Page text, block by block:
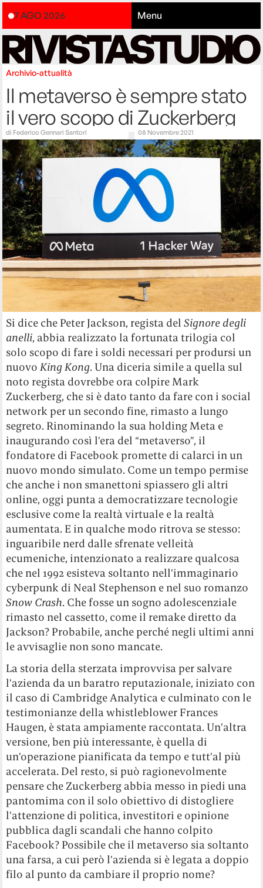
7 AGO 2026 Menu
Archivio-attualità
Il metaverso è sempre stato
il vero scopo di Zuckerberg
di Federico Gennari Santori 08 Novembre 2021
Si dice che Peter Jackson, regista delSignore degli
anelli, abbia realizzato la fortunata trilogia col
solo scopo di fare i soldi necessari per prodursi un
nuovoKing Kong. Una diceria simile a quella sul
noto regista dovrebbe ora colpire Mark
Zuckerberg, che si è dato tanto da fare con i social
network per un secondo fine, rimasto a lungo
segreto. Rinominando la sua holding Meta e
inaugurando così l’era del “metaverso”, il
fondatore di Facebook promette di calarci in un
nuovo mondo simulato. Come un tempo permise
che anche i non smanettoni spiassero gli altri
online, oggi punta a democratizzare tecnologie
esclusive come la realtà virtuale e la realtà
aumentata. E in qualche modo ritrova se stesso:
inguaribile nerd dalle sfrenate velleità
ecumeniche, intenzionato a realizzare qualcosa
che nel 1992 esisteva soltanto nell’immaginario
cyberpunk di Neal Stephenson e nel suo romanzo
Snow Crash. Che fosse un sogno adolescenziale
rimasto nel cassetto, come il remake diretto da
Jackson? Probabile, anche perché negli ultimi anni
le avvisaglie non sono mancate.
La storia della sterzata improvvisa per salvare
l’azienda da un baratro reputazionale, iniziato con
il caso di Cambridge Analytica e culminato con le
testimonianze della whistleblower Frances
Haugen, è stata ampiamente raccontata. Un’altra
versione, ben più interessante, è quella di
un’operazione pianificata da tempo e tutt’al più
accelerata. Del resto, si può ragionevolmente
pensare che Zuckerberg abbia messo in piedi una
pantomima con il solo obiettivo di distogliere
l’attenzione di politica, investitori e opinione
pubblica dagli scandali che hanno colpito
Facebook? Possibile che il metaverso sia soltanto
una farsa, a cui però l’azienda si è legata a doppio
filo al punto da cambiare il proprio nome?